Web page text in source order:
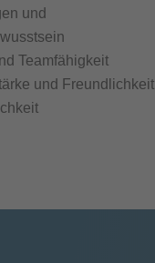
und
Teamfähigkeit
und Freundlichkeit